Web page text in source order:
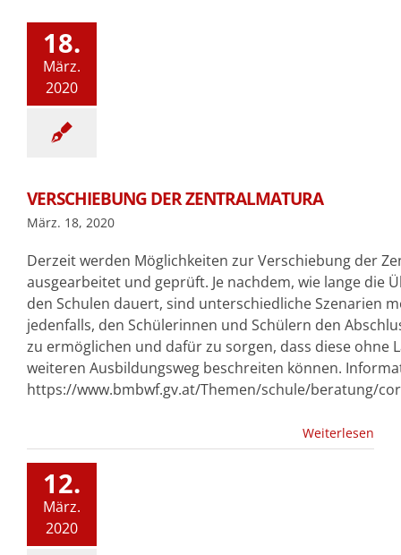
18.
März.
2020
VERSCHIEBUNG DER ZENTRALMATURA
März. 18, 2020
Derzeit werden Möglichkeiten zur Verschiebung der
ausgearbeitet und geprüft. Je nachdem, wie lange die
den Schulen dauert, sind unterschiedliche Szenarien
jedenfalls, den Schülerinnen und Schülern den
zu ermöglichen und dafür zu sorgen, dass diese ohne
weiteren Ausbildungsweg beschreiten können.
https://www.bmbwf.gv.at/Themen/schule/beratung/
Weiterlesen
12.
März.
2020